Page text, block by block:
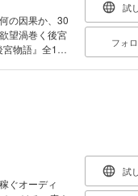
の因果か、30
望渦巻く後宮
物語』全14
試
フォ
ぐオーディ
試